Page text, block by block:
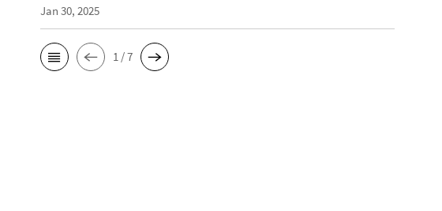
Jan 30, 2025
1 / 7